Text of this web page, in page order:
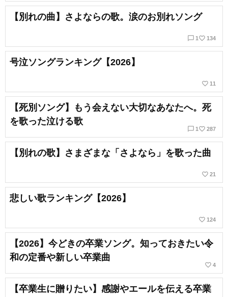
【別れの曲】さよならの歌。涙のお別れソング
chat_bubble_outline 1 favorite_border 134
号泣ソングランキング【2026】
favorite_border 11
【死別ソング】もう会えない大切なあなたへ。死
を歌った泣ける歌
chat_bubble_outline 1 favorite_border 287
【別れの歌】さまざまな「さよなら」を歌った曲
favorite_border 21
悲しい歌ランキング【2026】
favorite_border 124
【2026】今どきの卒業ソング。知っておきたい令
和の定番や新しい卒業曲
favorite_border 4
【卒業生に贈りたい】感謝やエールを伝える卒業